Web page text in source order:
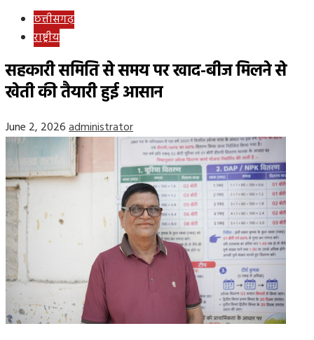
छत्तीसगढ़
राष्ट्रीय
सहकारी समिति से समय पर खाद-बीज मिलने से
खेती की तैयारी हुई आसान
June 2, 2026administrator